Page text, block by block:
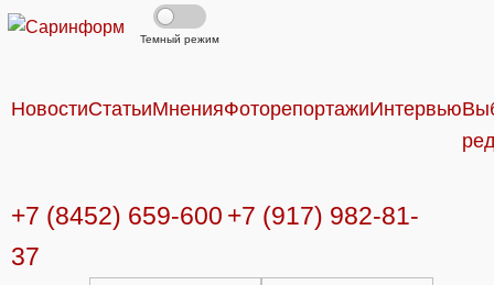
Темный режим
НовостиСтатьиМненияФоторепортажиИнтервью
+7 (8452) 659-600 +7 (917) 982-81-
37